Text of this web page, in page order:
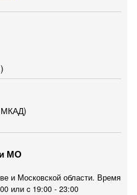
МКАД)
МО
и Московской области. Время
или c 19:00 - 23:00